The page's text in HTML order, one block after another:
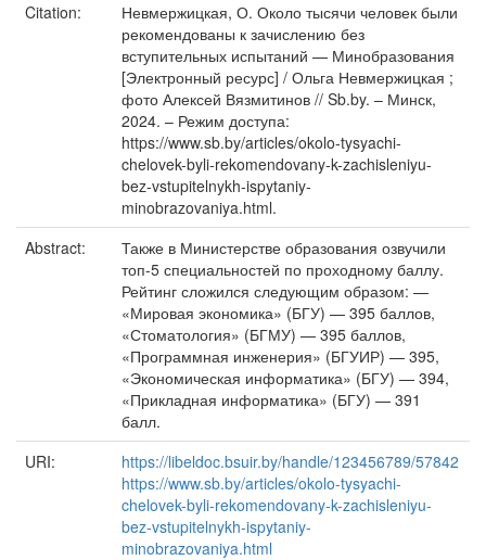
Citation:
Невмержицкая, О. Около тысячи человек были
рекомендованы к зачислению без
вступительных испытаний — Минобразования
[Электронный ресурс] / Ольга Невмержицкая ;
фото Алексей Вязмитинов // Sb.by. – Минск,
2024. – Режим доступа:
https://www.sb.by/articles/okolo-tysyachi-
chelovek-byli-rekomendovany-k-zachisleniyu-
bez-vstupitelnykh-ispytaniy-
minobrazovaniya.html.
Abstract:
Также в Министерстве образования озвучили
топ-5 специальностей по проходному баллу.
Рейтинг сложился следующим образом: —
«Мировая экономика» (БГУ) — 395 баллов,
«Стоматология» (БГМУ) — 395 баллов,
«Программная инженерия» (БГУИР) — 395,
«Экономическая информатика» (БГУ) — 394,
«Прикладная информатика» (БГУ) — 391
балл.
URI:
https://libeldoc.bsuir.by/handle/123456789/57842
https://www.sb.by/articles/okolo-tysyachi-
chelovek-byli-rekomendovany-k-zachisleniyu-
bez-vstupitelnykh-ispytaniy-
minobrazovaniya.html